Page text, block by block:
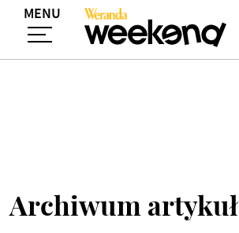
MENU
Archiwum